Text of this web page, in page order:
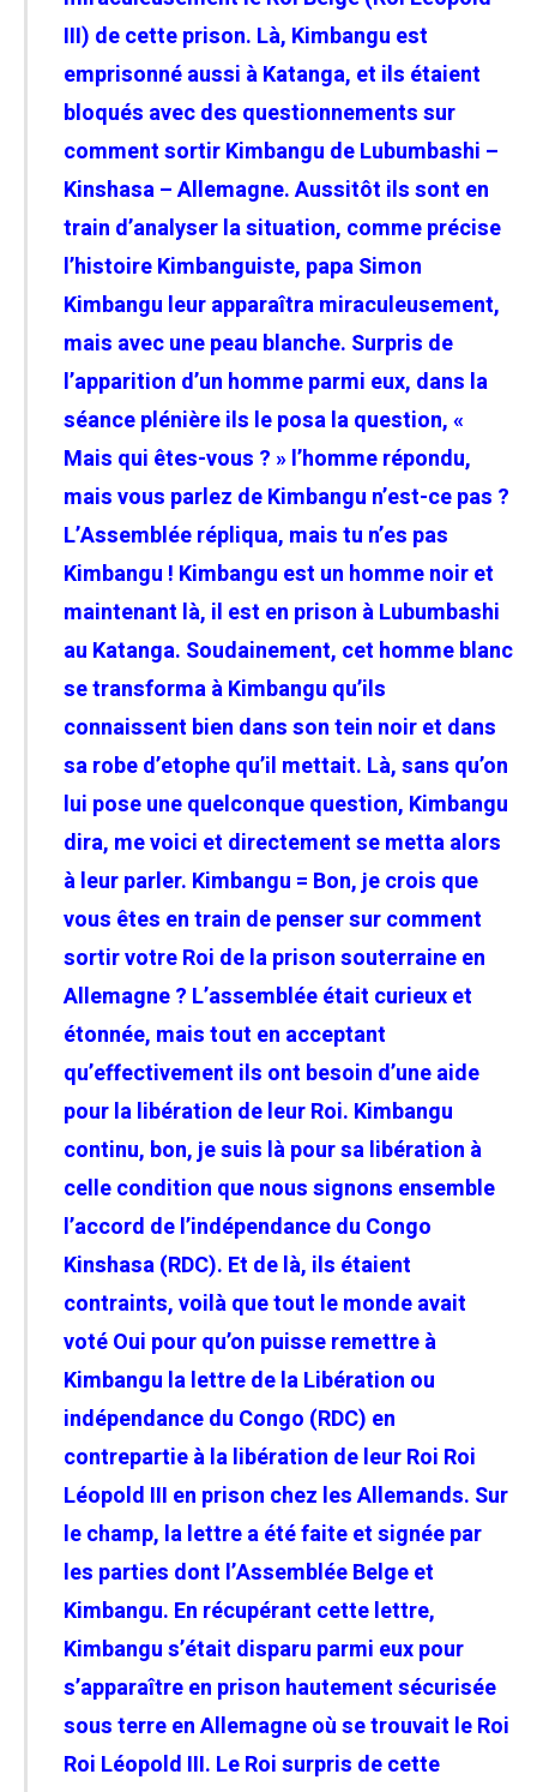
III) de cette prison. Là, Kimbangu est
emprisonné aussi à Katanga, et ils étaient
bloqués avec des questionnements sur
comment sortir Kimbangu de Lubumbashi –
Kinshasa – Allemagne. Aussitôt ils sont en
train d’analyser la situation, comme précise
l’histoire Kimbanguiste, papa Simon
Kimbangu leur apparaîtra miraculeusement,
mais avec une peau blanche. Surpris de
l’apparition d’un homme parmi eux, dans la
séance plénière ils le posa la question, «
Mais qui êtes-vous ? »l’homme répondu,
mais vous parlez de Kimbangu n’est-ce pas ?
L’Assemblée répliqua, mais tu n’es pas
Kimbangu ! Kimbangu est un homme noir et
maintenant là, il est en prison à Lubumbashi
au Katanga. Soudainement, cet homme blanc
se transforma à Kimbangu qu’ils
connaissent bien dans son tein noir et dans
sa robe d’etophe qu’il mettait. Là, sans qu’on
lui pose une quelconque question, Kimbangu
dira, me voici et directement se metta alors
à leur parler. Kimbangu = Bon, je crois que
vous êtes en train de penser sur comment
sortir votre Roi de la prisonsouterraine en
Allemagne ? L’assemblée était curieux et
étonnée, mais tout en acceptant
qu’effectivement ils ont besoin d’une aide
pour la libération de leur Roi. Kimbangu
continu, bon, je suis là pour sa libération à
celle condition que nous signons ensemble
l’accord de l’indépendance du Congo
Kinshasa (RDC). Et de là, ils étaient
contraints, voilà que tout le monde avait
voté Oui pour qu’on puisse remettre à
Kimbangu la lettre de la Libération ou
indépendance du Congo (RDC) en
contrepartie à la libération de leur Roi Roi
Léopold III en prison chez les Allemands. Sur
le champ, la lettre a été faite et signéepar
les parties dont l’Assemblée Belge et
Kimbangu. En récupérant cette lettre,
Kimbangu s’était disparu parmi eux pour
s’apparaître en prison hautement sécurisée
sous terre en Allemagne où se trouvait le Roi
Roi Léopold III. Le Roi surpris de cette